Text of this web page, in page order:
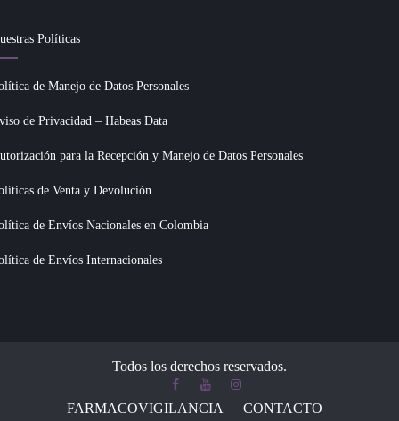
Políticas
de Manejo de Datos Personales
de Privacidad – Habeas Data
para la Recepción y Manejo de Datos Personales
de Venta y Devolución
de Envíos Nacionales en Colombia
de Envíos Internacionales
Todos los derechos reservados.
FARMACOVIGILANCIA CONTACTO